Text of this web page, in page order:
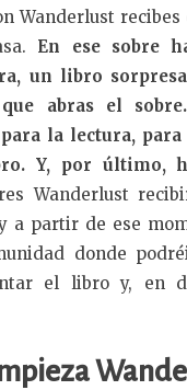
Wanderlust recibes
En ese sobre
un libro
abras el
la lectura,
Y, por último,
Wanderlust
a partir de ese
donde
el libro y, en